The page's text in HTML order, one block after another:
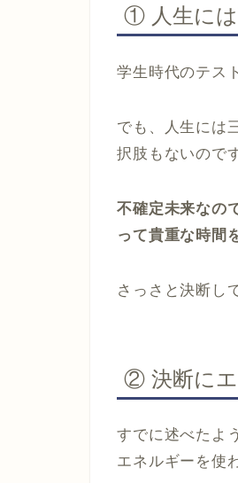
① 人生には
学生時代のテス
でも、人生には
択肢もないので
不確定未来なの
って貴重な時間
さっさと決断し
② 決断に
すでに述べたよ
エネルギーを使